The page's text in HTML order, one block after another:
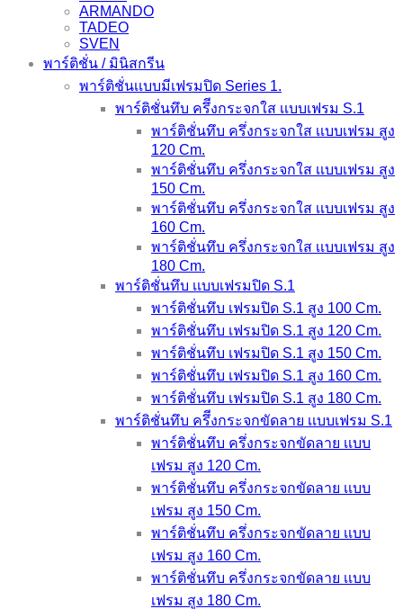
ARMANDO
TADEO
SVEN
พาร์ติชั่น / มินิสกรีน
พาร์ติชั่นเเบบมีเฟรมปิด Series 1.
พาร์ติชั่นทึบ ครึีงกระจกใส เเบบเฟรม S.1
พาร์ติชั่นทึบ ครึ่งกระจกใส เเบบเฟรม สูง
120 Cm.
พาร์ติชั่นทึบ ครึ่งกระจกใส เเบบเฟรม สูง
150 Cm.
พาร์ติชั่นทึบ ครึ่งกระจกใส เเบบเฟรม สูง
160 Cm.
พาร์ติชั่นทึบ ครึ่งกระจกใส เเบบเฟรม สูง
180 Cm.
พาร์ติชั่นทึบ เเบบเฟรมปิด S.1
พาร์ติชั่นทึบ เฟรมปิด S.1 สูง 100 Cm.
พาร์ติชั่นทึบ เฟรมปิด S.1 สูง 120 Cm.
พาร์ติชั่นทึบ เฟรมปิด S.1 สูง 150 Cm.
พาร์ติชั่นทึบ เฟรมปิด S.1 สูง 160 Cm.
พาร์ติชั่นทึบ เฟรมปิด S.1 สูง 180 Cm.
พาร์ติชั่นทึบ ครึีงกระจกขัดลาย เเบบเฟรม S.1
พาร์ติชั่นทึบ ครึ่งกระจกขัดลาย เเบบ
เฟรม สูง 120 Cm.
พาร์ติชั่นทึบ ครึ่งกระจกขัดลาย เเบบ
เฟรม สูง 150 Cm.
พาร์ติชั่นทึบ ครึ่งกระจกขัดลาย เเบบ
เฟรม สูง 160 Cm.
พาร์ติชั่นทึบ ครึ่งกระจกขัดลาย เเบบ
เฟรม สูง 180 Cm.